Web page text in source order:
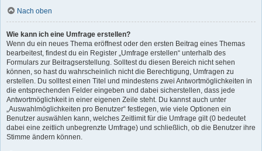
Nach oben
Wie kann ich eine Umfrage erstellen?
Wenn du ein neues Thema eröffnest oder den ersten Beitrag eines Themas
bearbeitest, findest du ein Register „Umfrage erstellen“ unterhalb des
Formulars zur Beitragserstellung. Solltest du diesen Bereich nicht sehen
können, so hast du wahrscheinlich nicht die Berechtigung, Umfragen zu
erstellen. Du solltest einen Titel und mindestens zwei Antwortmöglichkeiten in
die entsprechenden Felder eingeben und dabei sicherstellen, dass jede
Antwortmöglichkeit in einer eigenen Zeile steht. Du kannst auch unter
„Auswahlmöglichkeiten pro Benutzer“ festlegen, wie viele Optionen ein
Benutzer auswählen kann, welches Zeitlimit für die Umfrage gilt (0 bedeutet
dabei eine zeitlich unbegrenzte Umfrage) und schließlich, ob die Benutzer ihre
Stimme ändern können.